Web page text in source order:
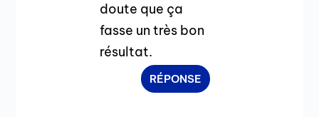
doute que ça
fasse un très bon
résultat.
RÉPONSE